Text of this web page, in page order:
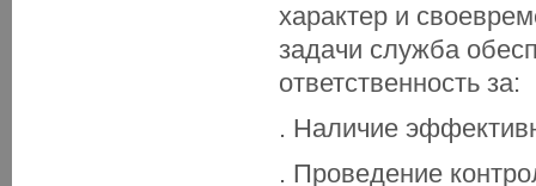
характер и
задачи служба
ответственность за:
. Наличие
. Проведение